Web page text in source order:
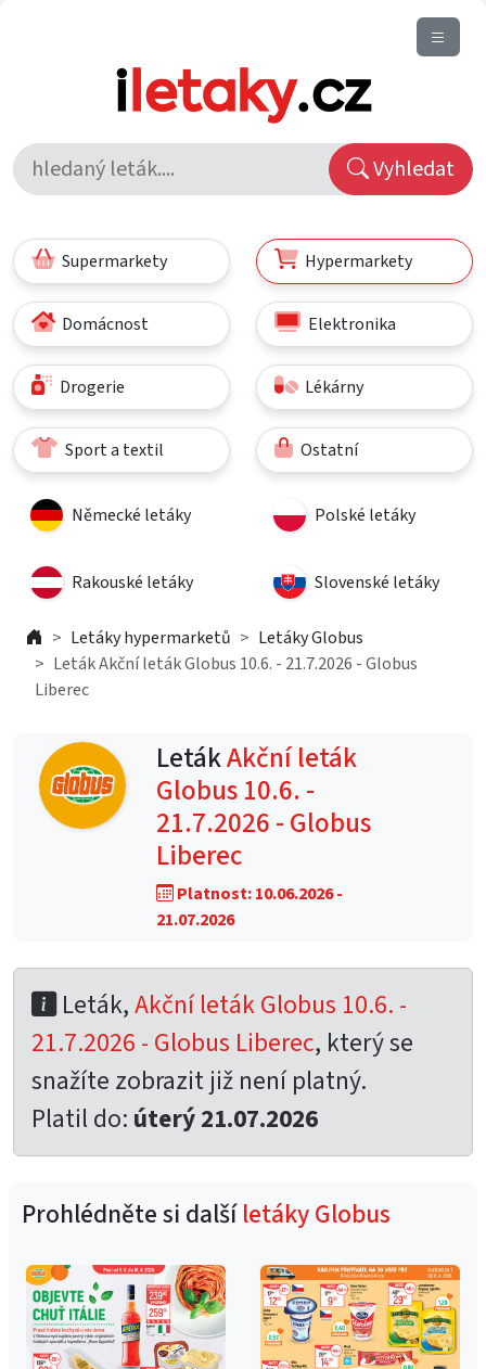
Vyhledat
Supermarkety Hypermarkety
Domácnost Elektronika
Drogerie Lékárny
Sport a textil Ostatní
Německé letáky Polské letáky
Rakouské letáky Slovenské letáky
Letáky hypermarketů
Letáky Globus
Leták Akční leták Globus 10.6. - 21.7.2026 - Globus
Liberec
LetákAkční leták
Globus 10.6. -
21.7.2026 - Globus
Liberec
Platnost: 10.06.2026 -
21.07.2026
Leták,Akční leták Globus 10.6. -
21.7.2026 - Globus Liberec, který se
snažíte zobrazit již není platný.
Platil do: úterý 21.07.2026
Prohlédněte si dalšíletáky Globus